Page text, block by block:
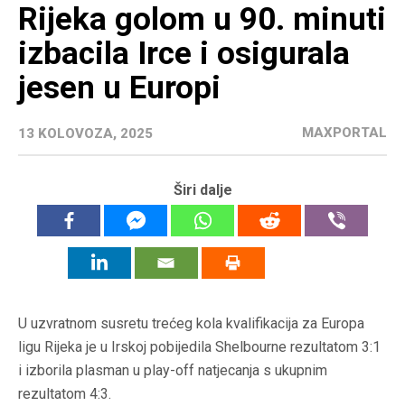
Rijeka golom u 90. minuti
izbacila Irce i osigurala
jesen u Europi
13 KOLOVOZA, 2025 MAXPORTAL
Širi dalje
U uzvratnom susretu trećeg kola kvalifikacija za Europa
ligu Rijeka je u Irskoj pobijedila Shelbourne rezultatom 3:1
i izborila plasman u play-off natjecanja s ukupnim
rezultatom 4:3.